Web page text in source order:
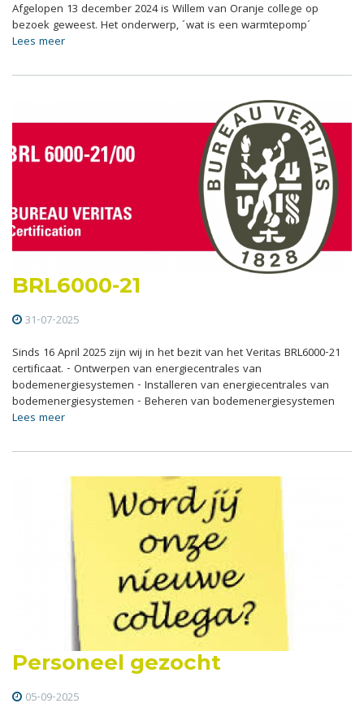
Afgelopen 13 december 2024 is Willem van Oranje college op
bezoek geweest. Het onderwerp, ´wat is een warmtepomp´
Lees meer
BRL6000-21
31-07-2025
Sinds 16 April 2025 zijn wij in het bezit van het Veritas BRL6000-21
certificaat. - Ontwerpen van energiecentrales van
bodemenergiesystemen - Installeren van energiecentrales van
bodemenergiesystemen - Beheren van bodemenergiesystemen
Lees meer
Personeel gezocht
05-09-2025